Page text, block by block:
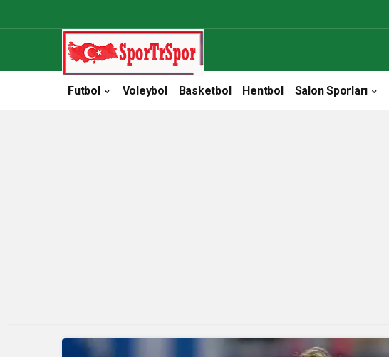
Futbol Voleybol Basketbol Hentbol Salon Sporları